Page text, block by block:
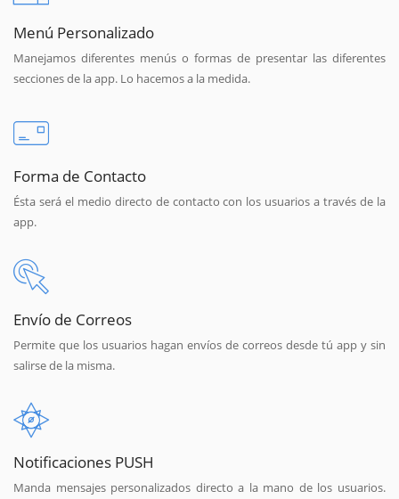
Menú Personalizado
Manejamos diferentes menús o formas de presentar las diferentes
secciones de la app. Lo hacemos a la medida.
Forma de Contacto
Ésta será el medio directo de contacto con los usuarios a través de la
app.
Envío de Correos
Permite que los usuarios hagan envíos de correos desde tú app y sin
salirse de la misma.
Notificaciones PUSH
Manda mensajes personalizados directo a la mano de los usuarios.